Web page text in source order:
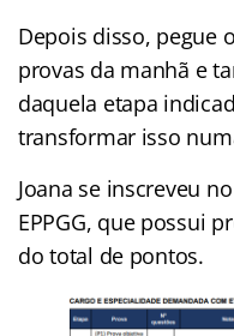
Depois disso, pegue
provas da manhã e
daquela etapa
transformar isso
Joana se inscreveu
EPPGG, que possui
do total de pontos.